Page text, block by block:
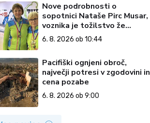
Nove podrobnosti o
sopotnici Nataše Pirc Musar,
voznika je tožilstvo že
preiskovalo – zaradi trgovine
z drogami
6. 8. 2026 ob 10:44
Pacifiški ognjeni obroč,
največji potresi v zgodovini in
cena pozabe
6. 8. 2026 ob 9:00